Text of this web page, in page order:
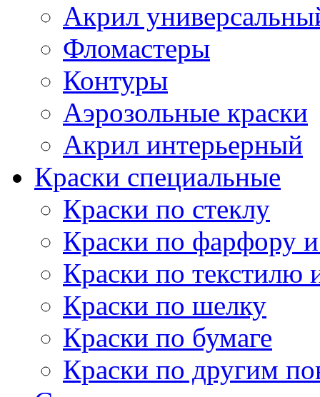
Акрил
Фломастеры
Контуры
Аэрозольные краски
Акрил интерьерный
Краски специальные
Краски по стеклу
Краски по фарфору
Краски по текстилю
Краски по шелку
Краски по бумаге
Краски по другим